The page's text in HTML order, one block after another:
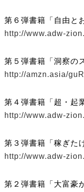
第６弾書籍「自由と
http://www.adw-
第５弾書籍「洞察の
http://amzn.asia/
第４弾書籍「超・起
http://www.adw-
第３弾書籍「稼ぎた
http://www.adw-
第２弾書籍「大富豪